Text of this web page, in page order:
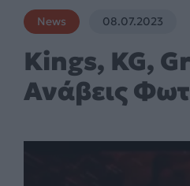
News 08.07.2023
Kings, KG,
Ανάβεις